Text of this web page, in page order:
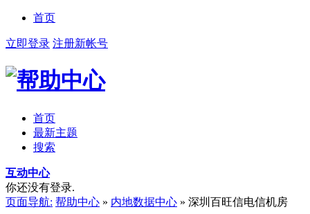
首页
立即登录 注册新帐号
首页
最新主题
搜索
互动中心
你还没有登录.
页面导航: 帮助中心 » 内地数据中心 » 深圳百旺信电信机房